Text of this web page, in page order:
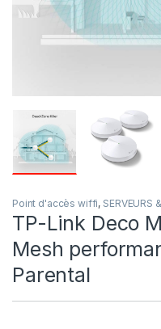
Point d'accès wiffi, SERVEURS
TP-Link Deco
Mesh
Parental